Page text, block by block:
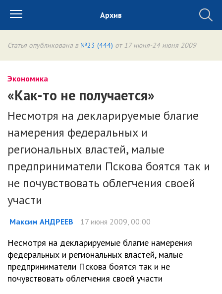
Архив
Статья опубликована в №23 (444) от 17 июня-24 июня 2009
Экономика
«Как-то не получается»
Несмотря на декларируемые благие
намерения федеральных и
региональных властей, малые
предприниматели Пскова боятся так и
не почувствовать облегчения своей
участи
Максим АНДРЕЕВ 17 июня 2009, 00:00
Несмотря на декларируемые благие намерения
федеральных и региональных властей, малые
предприниматели Пскова боятся так и не
почувствовать облегчения своей участи